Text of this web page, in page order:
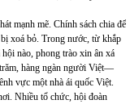
mạnh mẽ. Chính sách chia để
xoá bỏ. Trong nước, từ khắp
nào, phong trào xin ân xá
hàng ngàn người Việt—
vực một nhà ái quốc Việt.
Nhiều tổ chức, hội đoàn